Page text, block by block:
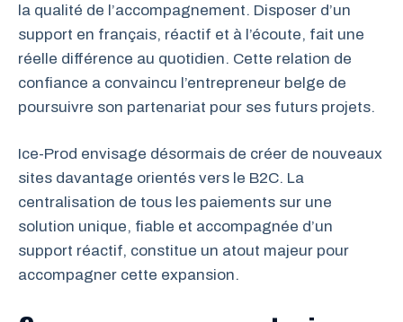
la qualité de l’accompagnement. Disposer d’un
support en français, réactif et à l’écoute, fait une
réelle différence au quotidien. Cette relation de
confiance a convaincu l’entrepreneur belge de
poursuivre son partenariat pour ses futurs projets.
Ice-Prod envisage désormais de créer de nouveaux
sites davantage orientés vers le B2C. La
centralisation de tous les paiements sur une
solution unique, fiable et accompagnée d’un
support réactif, constitue un atout majeur pour
accompagner cette expansion.